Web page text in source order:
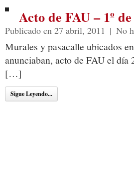
Acto de FAU – 1º
Publicado en 27 abril, 2011 | No
Murales y pasacalle ubicados
anunciaban, acto de FAU el día
[…]
Sigue Leyendo...